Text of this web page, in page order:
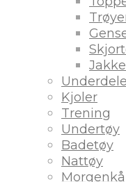
Kjoler
Trening
Undertøy
Badetøy
Nattøy